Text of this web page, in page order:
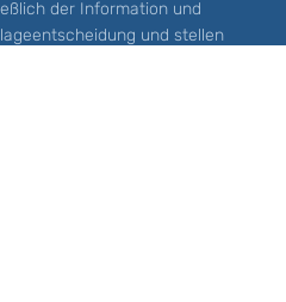
der Information und
und stellen